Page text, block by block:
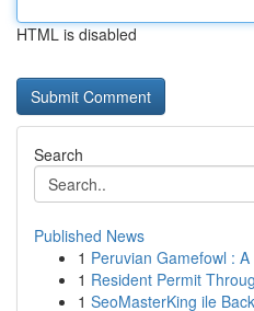
HTML is disabled
Search
Published News
1 Peruvian Gamefowl :
1 Resident Permit
1 SeoMasterKing ile